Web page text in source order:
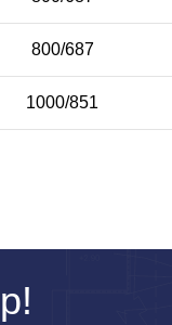
800/687
1000/851